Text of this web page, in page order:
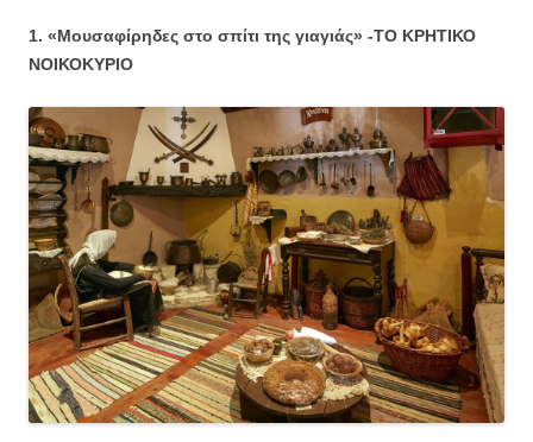
1. «Μουσαφίρηδες στο σπίτι της γιαγιάς» -ΤΟ ΚΡΗΤΙΚΟ
ΝΟΙΚΟΚΥΡΙΟ